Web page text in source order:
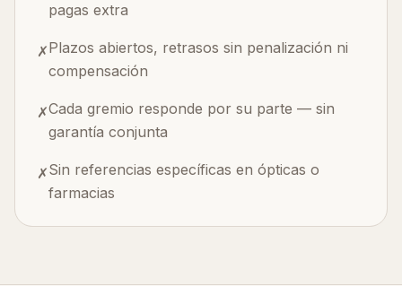
pagas extra
✗Plazos abiertos, retrasos sin penalización ni
compensación
✗Cada gremio responde por su parte — sin
garantía conjunta
✗Sin referencias específicas en ópticas o
farmacias